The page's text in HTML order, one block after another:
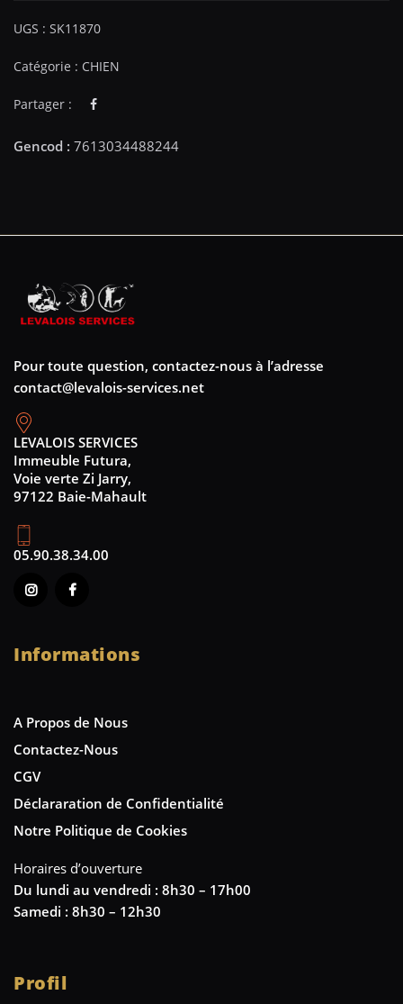
UGS : SK11870
Catégorie : CHIEN
Partager :
Pour toute question, contactez-nous à l’adresse
contact@levalois-services.net
LEVALOIS SERVICES
Immeuble Futura,
Voie verte Zi Jarry,
97122 Baie-Mahault
05.90.38.34.00
Informations
A Propos de Nous
Contactez-Nous
CGV
Déclararation de Confidentialité
Notre Politique de Cookies
Horaires d’ouverture
Du lundi au vendredi : 8h30 – 17h00
Samedi : 8h30 – 12h30
Profil